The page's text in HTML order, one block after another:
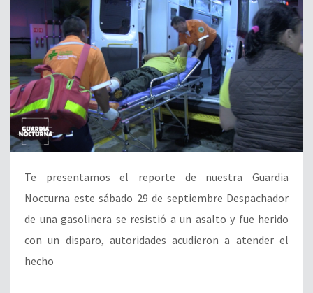
Te presentamos el reporte de nuestra Guardia
Nocturna este sábado 29 de septiembre Despachador
de una gasolinera se resistió a un asalto y fue herido
con un disparo, autoridades acudieron a atender el
hecho